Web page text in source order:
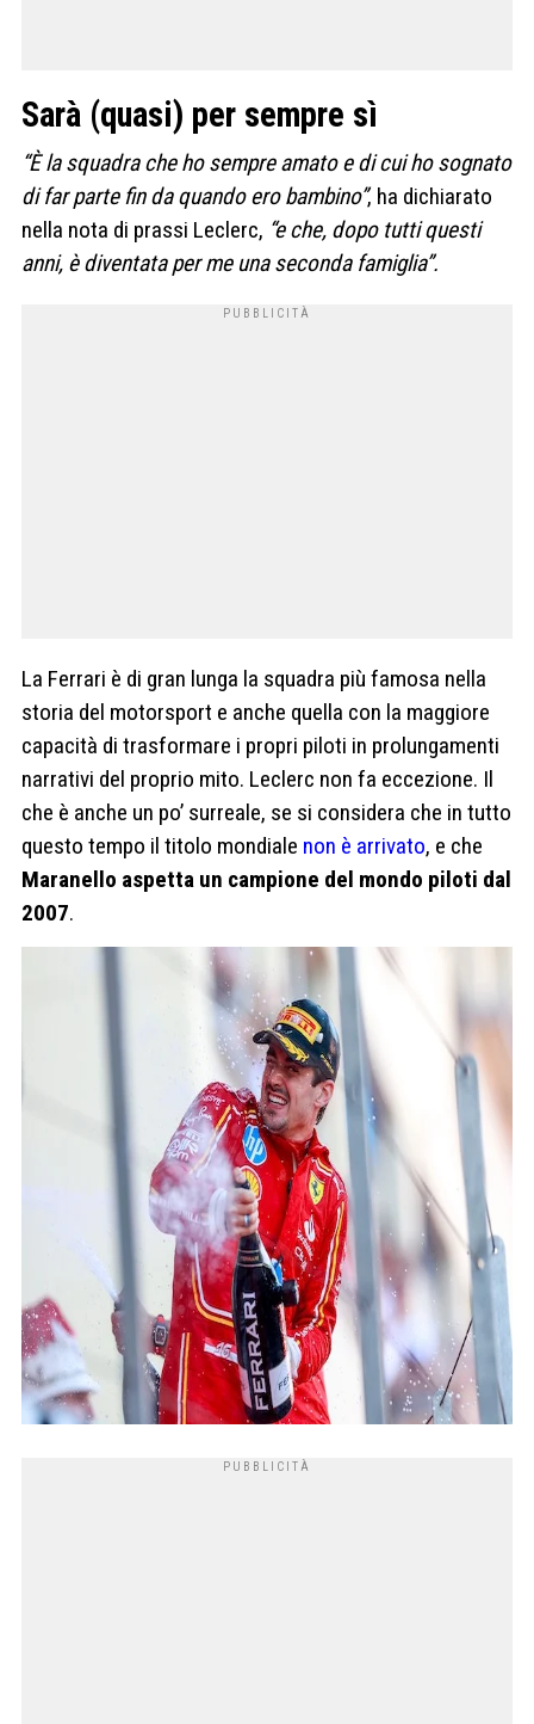
Sarà (quasi) per sempre sì
“È la squadra che ho sempre amato e di cui ho sognato
di far parte fin da quando ero bambino”, ha dichiarato
nella nota di prassi Leclerc, “e che, dopo tutti questi
anni, è diventata per me una seconda famiglia”.
La Ferrari è di gran lunga la squadra più famosa nella
storia del motorsport e anche quella con la maggiore
capacità di trasformare i propri piloti in prolungamenti
narrativi del proprio mito. Leclerc non fa eccezione. Il
che è anche un po’ surreale, se si considera che in tutto
questo tempo il titolo mondiale non è arrivato, e che
Maranello aspetta un campione del mondo piloti dal
2007.